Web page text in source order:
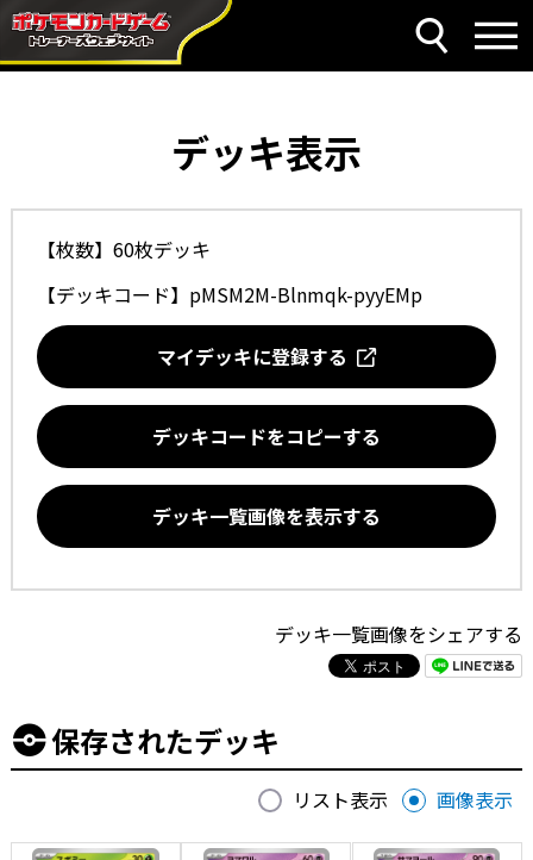
デッキ表示
【枚数】60枚デッキ
【デッキコード】 pMSM2M-Blnmqk-pyyEMp
マイデッキに登録する
デッキコードをコピーする
デッキ一覧画像を表示する
デッキ一覧画像をシェアする
保存されたデッキ
リスト表示 画像表示